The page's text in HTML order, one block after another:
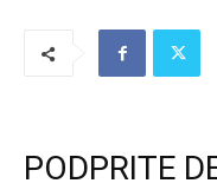
PODPRITE